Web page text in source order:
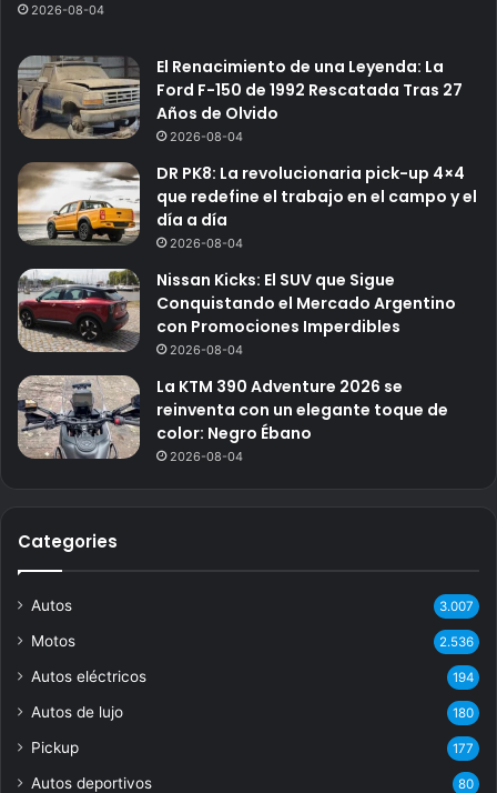
2026-08-04
El Renacimiento de una Leyenda: La
Ford F-150 de 1992 Rescatada Tras 27
Años de Olvido
2026-08-04
DR PK8: La revolucionaria pick-up 4×4
que redefine el trabajo en el campo y el
día a día
2026-08-04
Nissan Kicks: El SUV que Sigue
Conquistando el Mercado Argentino
con Promociones Imperdibles
2026-08-04
La KTM 390 Adventure 2026 se
reinventa con un elegante toque de
color: Negro Ébano
2026-08-04
Categories
Autos 3.007
Motos 2.536
Autos eléctricos 194
Autos de lujo 180
Pickup 177
Autos deportivos 80